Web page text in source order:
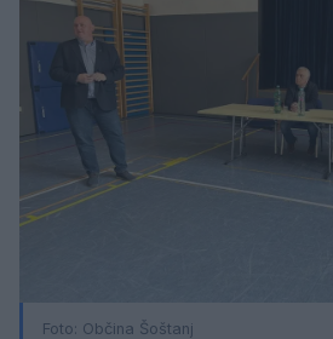
Foto: Občina Šoštanj